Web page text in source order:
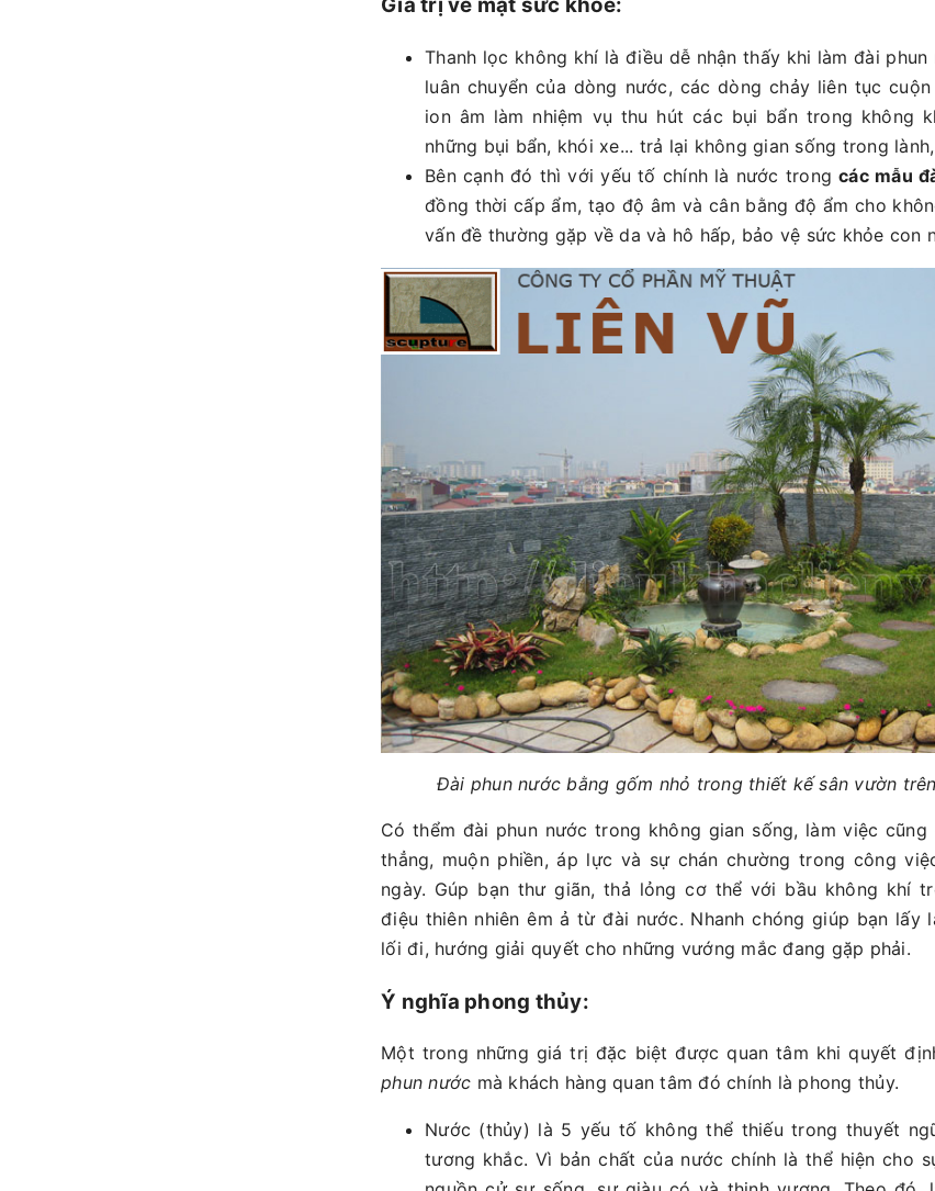
Giá trị về mặt sức khỏe:
Thanh lọc không khí là điều dễ nhận thấy khi làm đài phun
luân chuyển của dòng nước, các dòng chảy liên tục
ion âm làm nhiệm vụ thu hút các bụi bẩn trong không
những bụi bẩn, khói xe... trả lại không gian sống trong
Bên cạnh đó thì với yếu tố chính là nước trongcác mẫu
đồng thời cấp ẩm, tạo độ âm và cân bằng độ ẩm cho
vấn đề thường gặp về da và hô hấp, bảo vệ sức khỏe con
Đài phun nước bằng gốm nhỏ trong thiết kế sân vườn
Có thểm đài phun nước trong không gian sống, làm việc
thẳng, muộn phiền, áp lực và sự chán chường trong công
ngày. Gúp bạn thư giãn, thả lỏng cơ thể với bầu không khí
điệu thiên nhiên êm ả từ đài nước. Nhanh chóng giúp bạn lấy
lối đi, hướng giải quyết cho những vướng mắc đang gặp phải.
Ý nghĩa phong thủy:
Một trong những giá trị đặc biệt được quan tâm khi quyết
phun nước mà khách hàng quan tâm đó chính là phong thủy.
Nước (thủy) là 5 yếu tố không thể thiếu trong thuyết
tương khắc. Vì bản chất của nước chính là thể hiện cho